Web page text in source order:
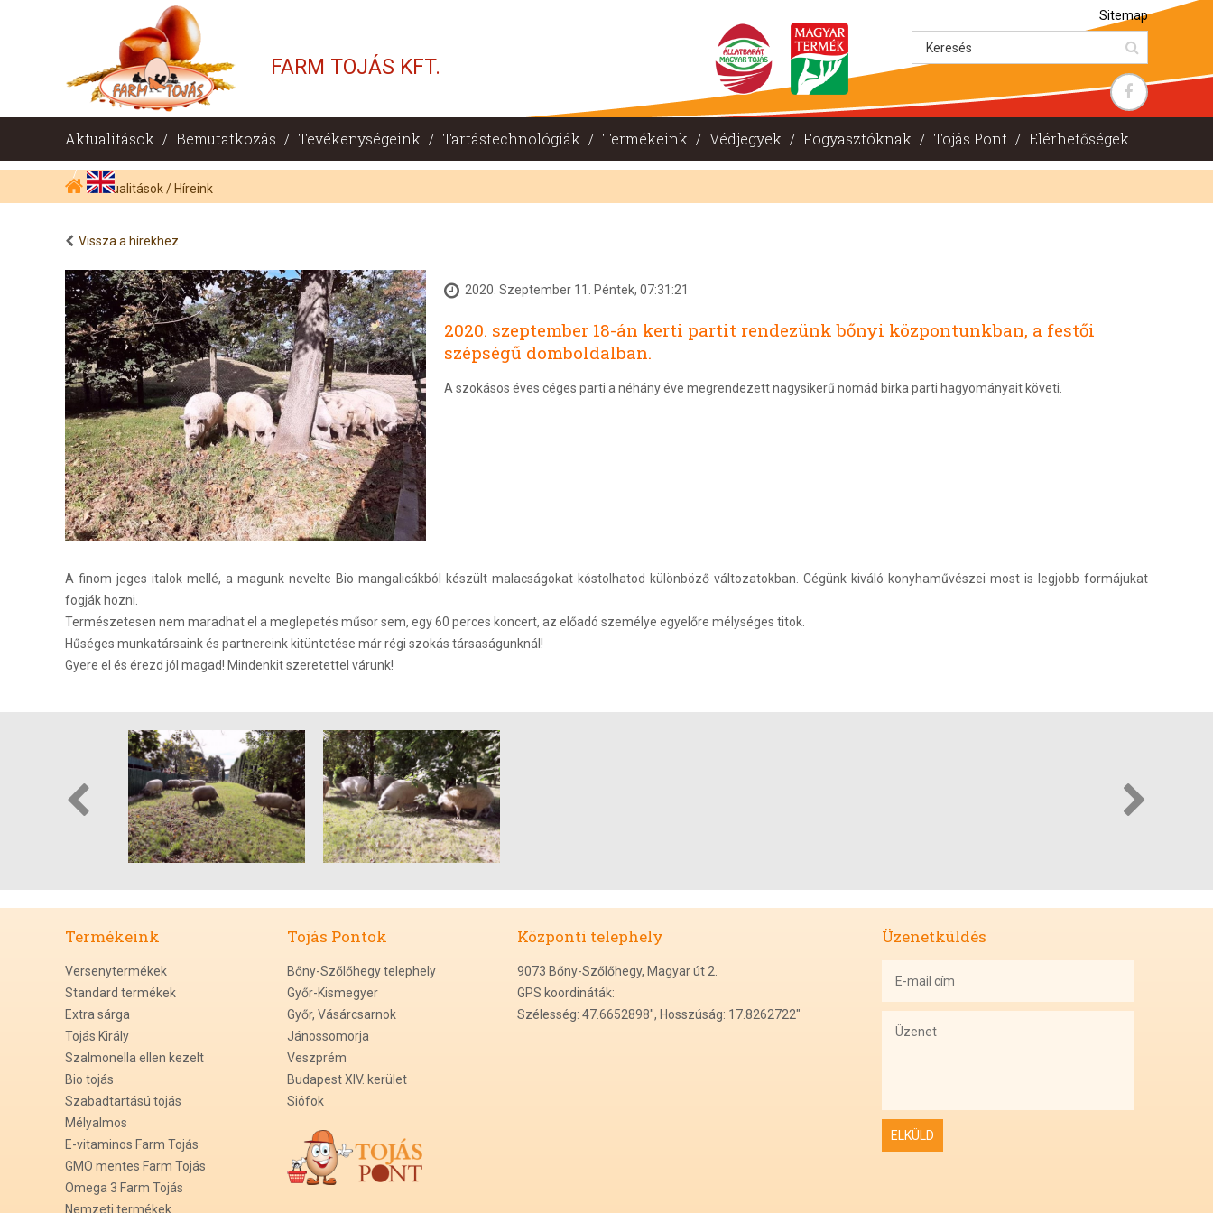
FARM TOJÁS KFT.
Sitemap
Aktualitások / Bemutatkozás / Tevékenységeink / Tartástechnológiák / Termékeink / Védjegyek / Fogyasztóknak / Tojás Pont / Elérhetőségek
/
Aktualitások/ Híreink
Vissza a hírekhez
2020. Szeptember 11. Péntek, 07:31:21
2020. szeptember 18-án kerti partit rendezünk bőnyi központunkban, a festői
szépségű domboldalban.
A szokásos éves céges parti a néhány éve megrendezett nagysikerű nomád birka parti hagyományait követi.
A finom jeges italok mellé, a magunk nevelte Bio mangalicákból készült malacságokat kóstolhatod különböző változatokban. Cégünk kiváló konyhaművészei most is legjobb formájukat
fogják hozni.
Természetesen nem maradhat el a meglepetés műsor sem, egy 60 perces koncert, az előadó személye egyelőre mélységes titok.
Hűséges munkatársaink és partnereink kitüntetése már régi szokás társaságunknál!
Gyere el és érezd jól magad! Mindenkit szeretettel várunk!
Termékeink
Versenytermékek
Standard termékek
Extra sárga
Tojás Király
Szalmonella ellen kezelt
Bio tojás
Szabadtartású tojás
Mélyalmos
E-vitaminos Farm Tojás
GMO mentes Farm Tojás
Omega 3 Farm Tojás
Nemzeti termékek
Tojás Pontok
Bőny-Szőlőhegy telephely
Győr-Kismegyer
Győr, Vásárcsarnok
Jánossomorja
Veszprém
Budapest XIV. kerület
Siófok
Központi telephely
9073 Bőny-Szőlőhegy, Magyar út 2.
GPS koordináták:
Szélesség: 47.6652898", Hosszúság: 17.8262722"
Üzenetküldés